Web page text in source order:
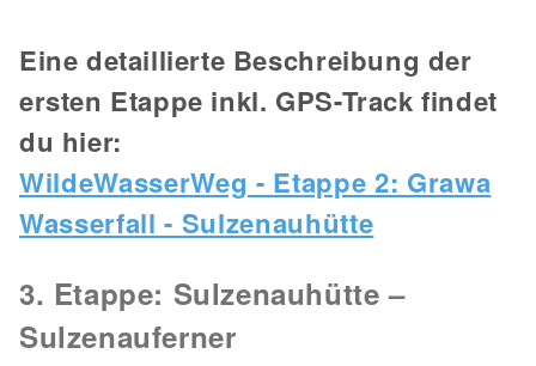
Eine detaillierte Beschreibung der
ersten Etappe inkl. GPS-Track findet
du hier:
WildeWasserWeg - Etappe 2: Grawa
Wasserfall - Sulzenauhütte
3. Etappe: Sulzenauhütte –
Sulzenauferner